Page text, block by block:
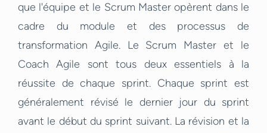
que l'équipe et le Scrum Master opèrent dans le
cadre du module et des processus de
transformation Agile. Le Scrum Master et le
Coach Agile sont tous deux essentiels à la
réussite de chaque sprint. Chaque sprint est
généralement révisé le dernier jour du sprint
avant le début du sprint suivant. La révision et la